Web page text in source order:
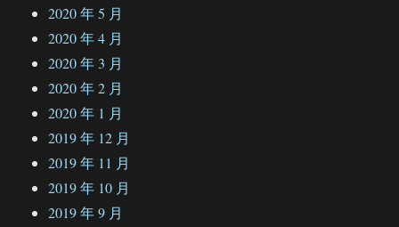
2020 年 5 月
2020 年 4 月
2020 年 3 月
2020 年 2 月
2020 年 1 月
2019 年 12 月
2019 年 11 月
2019 年 10 月
2019 年 9 月